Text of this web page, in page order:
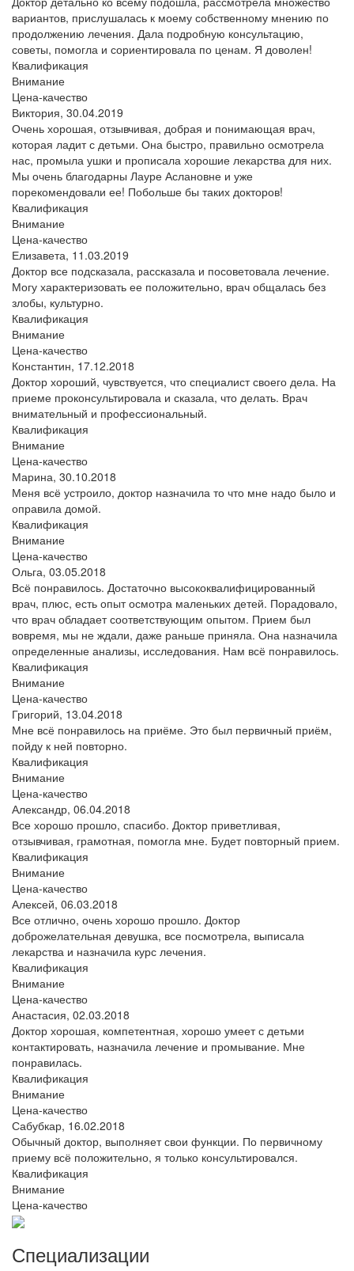
вариантов, прислушалась к моему собственному мнению по
продолжению лечения. Дала подробную консультацию,
советы, помогла и сориентировала по ценам. Я доволен!
Квалификация
Внимание
Цена-качество
Виктория, 30.04.2019
Очень хорошая, отзывчивая, добрая и понимающая врач,
которая ладит с детьми. Она быстро, правильно осмотрела
нас, промыла ушки и прописала хорошие лекарства для них.
Мы очень благодарны Лауре Аслановне и уже
порекомендовали ее! Побольше бы таких докторов!
Квалификация
Внимание
Цена-качество
Елизавета, 11.03.2019
Доктор все подсказала, рассказала и посоветовала лечение.
Могу характеризовать ее положительно, врач общалась без
злобы, культурно.
Квалификация
Внимание
Цена-качество
Константин, 17.12.2018
Доктор хороший, чувствуется, что специалист своего дела. На
приеме проконсультировала и сказала, что делать. Врач
внимательный и профессиональный.
Квалификация
Внимание
Цена-качество
Марина, 30.10.2018
Меня всё устроило, доктор назначила то что мне надо было и
оправила домой.
Квалификация
Внимание
Цена-качество
Ольга, 03.05.2018
Всё понравилось. Достаточно высококвалифицированный
врач, плюс, есть опыт осмотра маленьких детей. Порадовало,
что врач обладает соответствующим опытом. Прием был
вовремя, мы не ждали, даже раньше приняла. Она назначила
определенные анализы, исследования. Нам всё понравилось.
Квалификация
Внимание
Цена-качество
Григорий, 13.04.2018
Мне всё понравилось на приёме. Это был первичный приём,
пойду к ней повторно.
Квалификация
Внимание
Цена-качество
Александр, 06.04.2018
Все хорошо прошло, спасибо. Доктор приветливая,
отзывчивая, грамотная, помогла мне. Будет повторный прием.
Квалификация
Внимание
Цена-качество
Алексей, 06.03.2018
Все отлично, очень хорошо прошло. Доктор
доброжелательная девушка, все посмотрела, выписала
лекарства и назначила курс лечения.
Квалификация
Внимание
Цена-качество
Анастасия, 02.03.2018
Доктор хорошая, компетентная, хорошо умеет с детьми
контактировать, назначила лечение и промывание. Мне
понравилась.
Квалификация
Внимание
Цена-качество
Сабубкар, 16.02.2018
Обычный доктор, выполняет свои функции. По первичному
приему всё положительно, я только консультировался.
Квалификация
Внимание
Цена-качество
Специализации